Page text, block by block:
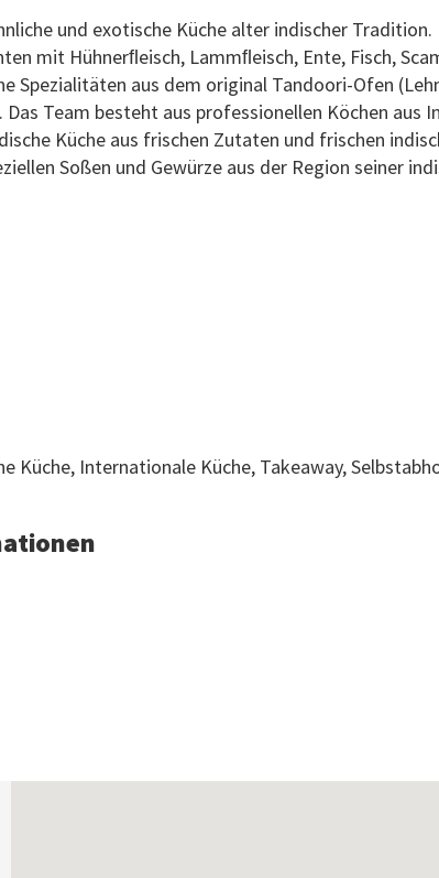
und exotische Küche alter indischer Tradition.
mit Hühnerﬂeisch, Lammﬂeisch, Ente, Fisch,
Spezialitäten aus dem original Tandoori-Ofen
Team besteht aus professionellen Köchen aus
Küche aus frischen Zutaten und frischen
Soßen und Gewürze aus der Region seiner
Küche, Internationale Küche, Takeaway,